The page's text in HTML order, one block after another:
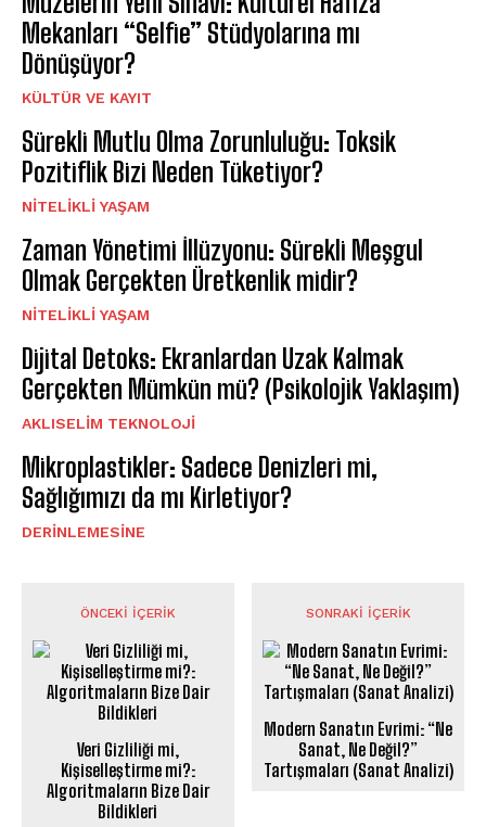
Mekanları “Selfie” Stüdyolarına mı
Dönüşüyor?
KÜLTÜR VE KAYIT
Sürekli Mutlu Olma Zorunluluğu: Toksik
Pozitiflik Bizi Neden Tüketiyor?
NITELIKLI YAŞAM
Zaman Yönetimi İllüzyonu: Sürekli Meşgul
Olmak Gerçekten Üretkenlik midir?
NITELIKLI YAŞAM
Dijital Detoks: Ekranlardan Uzak Kalmak
Gerçekten Mümkün mü? (Psikolojik Yaklaşım)
AKLISELIM TEKNOLOJI
Mikroplastikler: Sadece Denizleri mi,
Sağlığımızı da mı Kirletiyor?
DERINLEMESINE
ÖNCEKI İÇERIK
Veri Gizliliği mi,
Kişiselleştirme mi?:
Algoritmaların Bize Dair
Bildikleri
SONRAKI İÇERIK
Modern Sanatın Evrimi: “Ne
Sanat, Ne Değil?”
Tartışmaları (Sanat Analizi)